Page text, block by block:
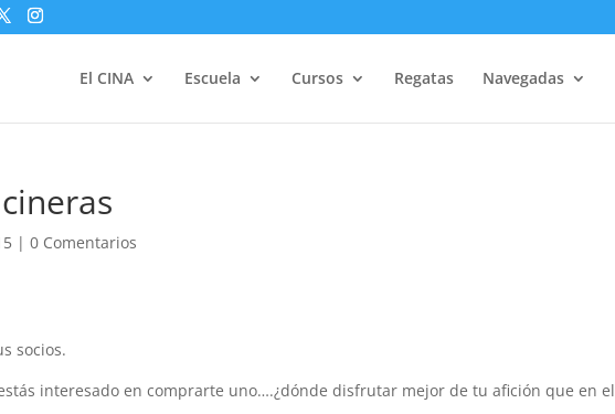
El CINA Escuela Cursos Regatas Navegadas
| 0 Comentarios
socios.
interesado en comprarte uno….¿dónde disfrutar mejor de tu afición que en el